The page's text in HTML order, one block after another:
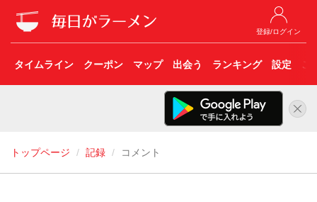
登録/ログイン
タイムライン クーポン マップ 出会う ランキング 設定 こ
トップページ 記録 コメント